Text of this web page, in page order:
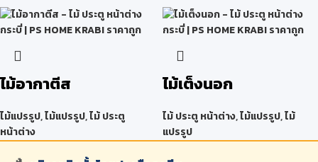
ไม้อากาตีส
ไม้แปรรูป,ไม้แปรรูป,ไม้ ประตู
หน้าต่าง
ไม้เต็งนอก
ไม้ ประตู หน้าต่าง,ไม้แปรรูป,ไม้
แปรรูป